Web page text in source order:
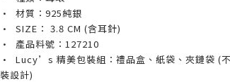
· 材質：925純銀
· SIZE ： 3.8 CM (含耳針)
· 產品料號：127210
· Lucy’s 精美包裝組：禮品盒、紙袋、夾鏈袋 (
裝設計)